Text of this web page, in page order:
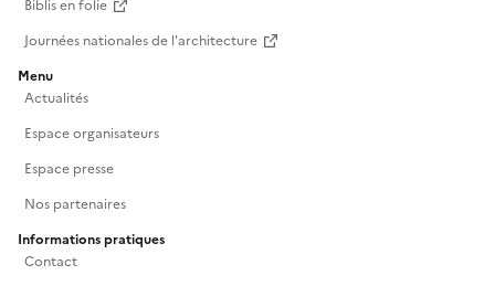
Biblis en folie
Journées nationales de l'architecture
Menu
Actualités
Espace organisateurs
Espace presse
Nos partenaires
Informations pratiques
Contact